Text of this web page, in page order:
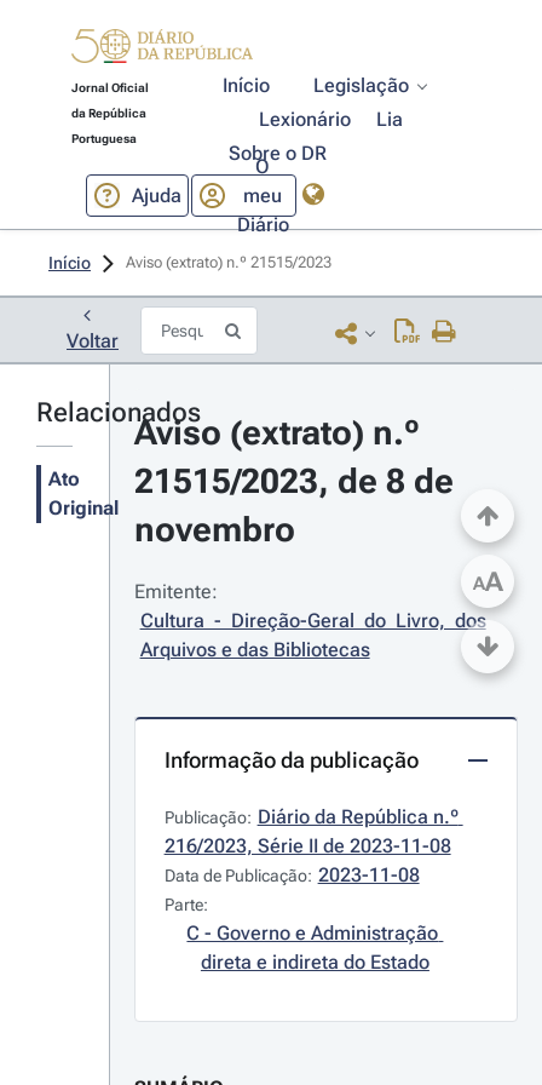
Jornal Oficial
da República
Portuguesa
Início
Legislação
Lexionário
Lia
Sobre o DR
Ajuda
O
meu
Diário
Início Aviso (extrato) n.º 21515/2023
Voltar
Relacionados
Ato
Original
Aviso (extrato) n.º
21515/2023, de 8 de
novembro
Emitente:
Cultura - Direção-Geral do Livro, dos
Arquivos e das Bibliotecas
Informação da publicação
Publicação: Diário da República n.º
216/2023, Série II de 2023-11-08
Data de Publicação: 2023-11-08
Parte:
C - Governo e Administração
direta e indireta do Estado
AA